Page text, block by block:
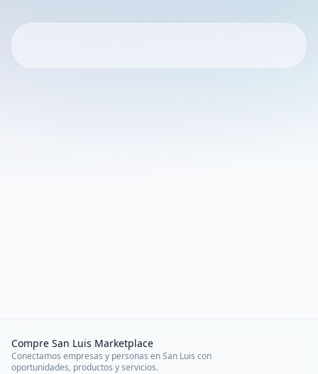
Compre San Luis Marketplace
Conectamos empresas y personas en San Luis con
oportunidades, productos y servicios.